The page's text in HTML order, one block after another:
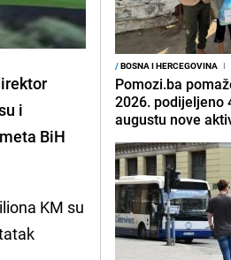
i
BiH
KM su
/BOSNA I HERCEGOVINA I
Pomozi.ba
2026. podijeljeno
augustu nove